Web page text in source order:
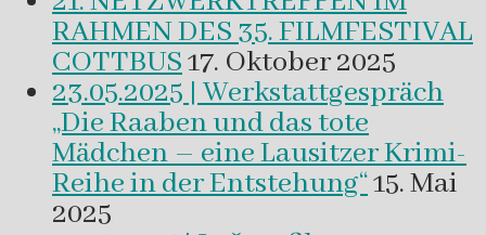
RAHMEN DES 35. FILMFESTIVAL
COTTBUS17. Oktober 2025
23.05.2025 | Werkstattgespräch
„Die Raaben und das tote
Mädchen – eine Lausitzer Krimi-
Reihe in der Entstehung“15. Mai
2025